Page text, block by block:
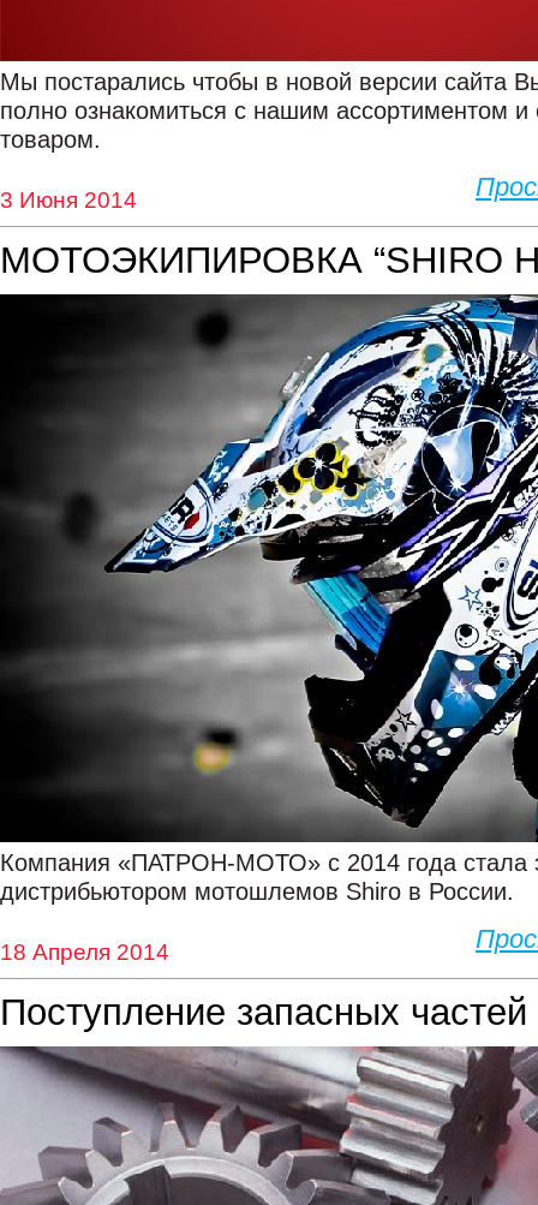
Мы постарались чтобы в новой версии сайта
полно ознакомиться с нашим ассортиментом и
товаром.
3 Июня 2014
МОТОЭКИПИРОВКА “SHIRO
Компания «ПАТРОН-МОТО» с 2014 года стала
дистрибьютором мотошлемов Shiro в России.
18 Апреля 2014
Поступление запасных частей